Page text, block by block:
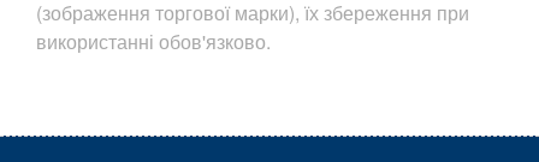
(зображення торгової марки), їх збереження при
використанні обов'язково.